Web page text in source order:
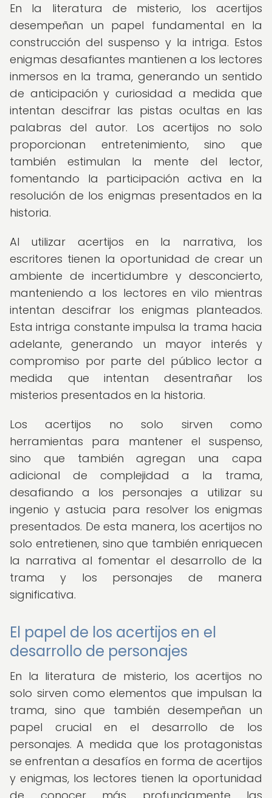
En la literatura de misterio, los acertijos
desempeñan un papel fundamental en la
construcción del suspenso y la intriga. Estos
enigmas desafiantes mantienen a los lectores
inmersos en la trama, generando un sentido
de anticipación y curiosidad a medida que
intentan descifrar las pistas ocultas en las
palabras del autor. Los acertijos no solo
proporcionan entretenimiento, sino que
también estimulan la mente del lector,
fomentando la participación activa en la
resolución de los enigmas presentados en la
historia.
Al utilizar acertijos en la narrativa, los
escritores tienen la oportunidad de crear un
ambiente de incertidumbre y desconcierto,
manteniendo a los lectores en vilo mientras
intentan descifrar los enigmas planteados.
Esta intriga constante impulsa la trama hacia
adelante, generando un mayor interés y
compromiso por parte del público lector a
medida que intentan desentrañar los
misterios presentados en la historia.
Los acertijos no solo sirven como
herramientas para mantener el suspenso,
sino que también agregan una capa
adicional de complejidad a la trama,
desafiando a los personajes a utilizar su
ingenio y astucia para resolver los enigmas
presentados. De esta manera, los acertijos no
solo entretienen, sino que también enriquecen
la narrativa al fomentar el desarrollo de la
trama y los personajes de manera
significativa.
El papel de los acertijos en el
desarrollo de personajes
En la literatura de misterio, los acertijos no
solo sirven como elementos que impulsan la
trama, sino que también desempeñan un
papel crucial en el desarrollo de los
personajes. A medida que los protagonistas
se enfrentan a desafíos en forma de acertijos
y enigmas, los lectores tienen la oportunidad